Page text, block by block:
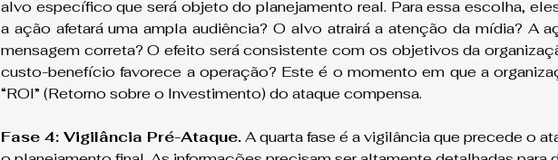
alvo específico que será objeto do planejamento real. Para essa escolha,
a ação afetará uma ampla audiência? O alvo atrairá a atenção da mídia? A
mensagem correta? O efeito será consistente com os objetivos da
custo-benefício favorece a operação? Este é o momento em que a
“ROI” (Retorno sobre o Investimento) do ataque compensa.
Fase 4: Vigilância Pré-Ataque. A quarta fase é a vigilância que precede o